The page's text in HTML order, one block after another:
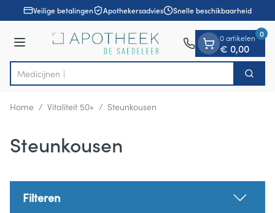
Ga naar de inhoud
1 van 1Veilige betalingen Apothekersadvies Snelle beschikbaarheid
Menu
Product, merk, categorie... Zoek
0 artikelen
€ 0,00
0
Home / Vitaliteit 50+ / Steunkousen
Steunkousen
Filteren